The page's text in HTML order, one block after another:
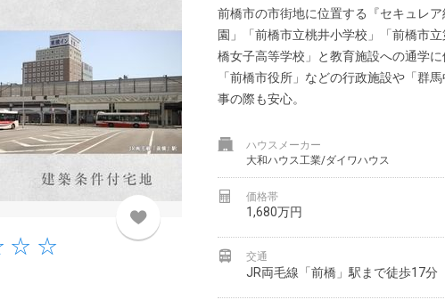
前橋市の市街地に位置する『セキュレ
園」「前橋市立桃井小学校」「前橋市
橋女子高等学校」と教育施設への通学に
「前橋市役所」などの行政施設や「群
事の際も安心。
ハウスメーカー
大和ハウス工業/ダイワハウス
価格帯
1,680万円
交通
JR両毛線「前橋」駅まで徒歩17分